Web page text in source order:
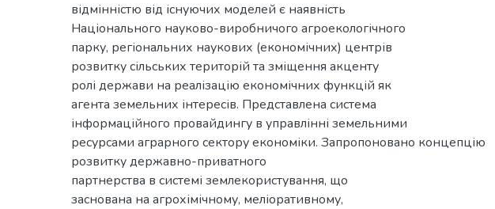
відмінністю від існуючих моделей є наявність
Національного науково-виробничого агроекологічного
парку, регіональних наукових (економічних) центрів
розвитку сільських територій та зміщення акценту
ролі держави на реалізацію економічних функцій як
агента земельних інтересів. Представлена система
інформаційного провайдингу в управлінні земельними
ресурсами аграрного сектору економіки. Запропоновано концепцію
розвитку державно-приватного
партнерства в системі землекористування, що
заснована на агрохімічному, меліоративному,